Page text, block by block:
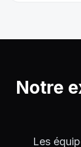
Notre
Les